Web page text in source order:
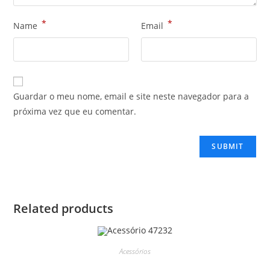
Name * Email *
Guardar o meu nome, email e site neste navegador para a
próxima vez que eu comentar.
Related products
Acessórios